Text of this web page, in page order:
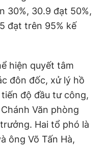
30%, 30.9 đạt 50%,
đạt trên 95% kế
hiện quyết tâm
đôn đốc, xử lý hồ
độ đầu tư công,
Văn phòng
Hai tổ phó là
ông Võ Tấn Hà,